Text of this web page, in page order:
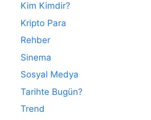
Kim Kimdir?
Kripto Para
Rehber
Sinema
Sosyal Medya
Tarihte Bugün?
Trend